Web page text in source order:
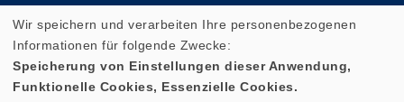
Cookie Einstellungen
Wir speichern und verarbeiten Ihre personenbezogenen
Informationen für folgende Zwecke:
Speicherung von Einstellungen dieser Anwendung,
Funktionelle Cookies, Essenzielle Cookies.